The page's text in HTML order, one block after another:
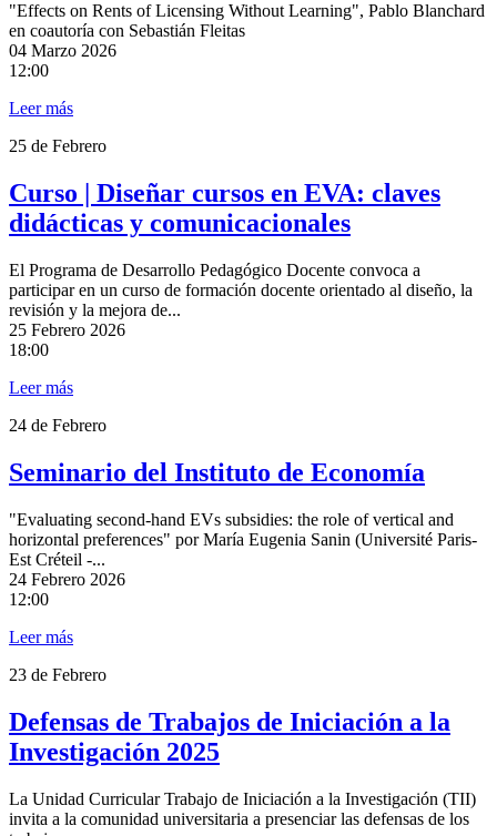
"Effects on Rents of Licensing Without Learning", Pablo Blanchard
en coautoría con Sebastián Fleitas
04 Marzo 2026
12:00
Leer más
25 de Febrero
Curso | Diseñar cursos en EVA: claves
didácticas y comunicacionales
El Programa de Desarrollo Pedagógico Docente convoca a
participar en un curso de formación docente orientado al diseño, la
revisión y la mejora de...
25 Febrero 2026
18:00
Leer más
24 de Febrero
Seminario del Instituto de Economía
"Evaluating second-hand EVs subsidies: the role of vertical and
horizontal preferences" por María Eugenia Sanin (Université Paris-
Est Créteil -...
24 Febrero 2026
12:00
Leer más
23 de Febrero
Defensas de Trabajos de Iniciación a la
Investigación 2025
La Unidad Curricular Trabajo de Iniciación a la Investigación (TII)
invita a la comunidad universitaria a presenciar las defensas de los